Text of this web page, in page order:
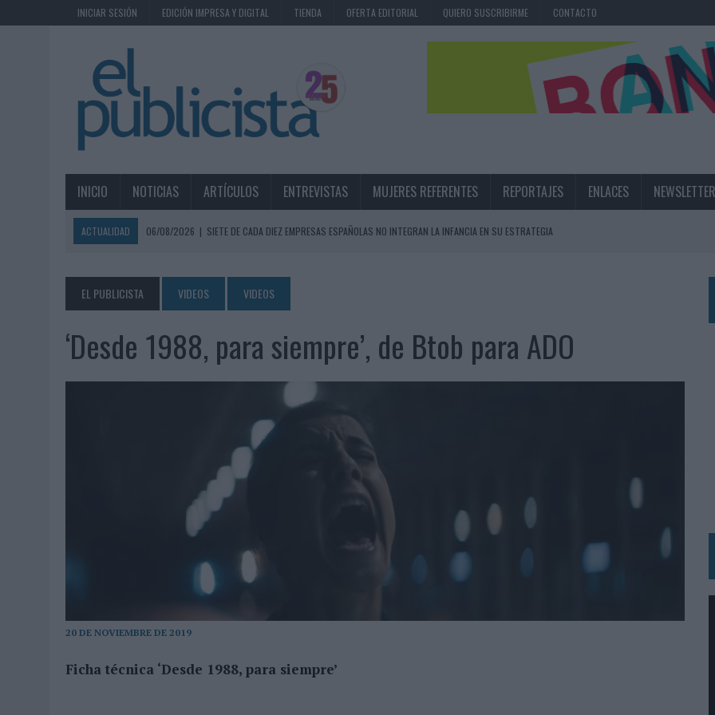
INICIAR SESIÓN EDICIÓN IMPRESA Y DIGITAL TIENDA OFERTA EDITORIAL QUIERO SUSCRIBIRME CONTACTO
INICIO NOTICIAS ARTÍCULOS ENTREVISTAS MUJERES REFERENTES REPORTAJES ENLACES NEWSLETTER
ACTUALIDAD 06/08/2026 | SIETE DE CADA DIEZ EMPRESAS ESPAÑOLAS NO INTEGRAN LA INFANCIA EN SU ESTRATEGIA
06/08/2026 | EL USO DE LA IA GENERATIVA ALCANZA YA AL 62% DE LOS ESPAÑOLES
06/08/2026
SYSTEM1 NOMBRA A KIMBERLY BASTONI COMO NUEVA DIRECTORA COMERCIAL GLOBAL
06/08/2026
FRIGO Y UNIQLO LANZAN UNA COLECCIÓN PERSONALIZABLE INSPIRADA EN CORNETTO, CALIPPO Y SOLERO
LA IA ESTÁ SUBIENDO EL LISTÓN DE LA CREATIVIDAD
BEON WORLDWIDE LANZA RAÍZ URBANA PARA TRANSFORMAR EL PATRIMONIO HISTÓRICO EN ACTIVOS CULTURALES Y ECONÓMICOS
FABRA COMUNICACIÓN INCORPORA A CASONÁ Y ASUME LA GESTIÓN DE SUS RELACIONES CON LOS MEDIOS
LOPESAN HOTELS & RESORTS ACERCA EL PARAÍSO CANARIO EN SU ÚLTIMA CAMPAÑA INTERNACIONAL
LUIS ARQUILLOS (BURGO DE ARIAS): “LA CONSTRUCCIÓN DE MARCA A LARGO PLAZO Y LA MEDICIÓN SON DOS CARAS DE LA MISMA
‘EL PARAÍSO MÁS CERCA’, DE 22GRADOS PARA LOPESAN HOTELS & RESORTS
‘LA ÚNICA CERVEZA DEL MUNDO QUE SE DISFRUTA DOS VECES’, DE INUSUALY PARA CERVEZA CAPAZ
04/08/2026 | CAPAZ, LA CERVEZA QUE CONVIERTE CADA BOTELLA EN UNA OPORTUNIDAD DE INCLUSIÓN
04/08/2026 | AUDIBLE REIVINDICA EL PODER TRANSFORMADOR DEL AUDIO EN SU NUEVA CAMPAÑA GLOBAL DE MARCA
EL PUBLICISTA VIDEOS VIDEOS
‘Desde 1988, para siempre’, de Btob para ADO
20 DE NOVIEMBRE DE 2019
Ficha técnica ‘Desde 1988, para siempre’